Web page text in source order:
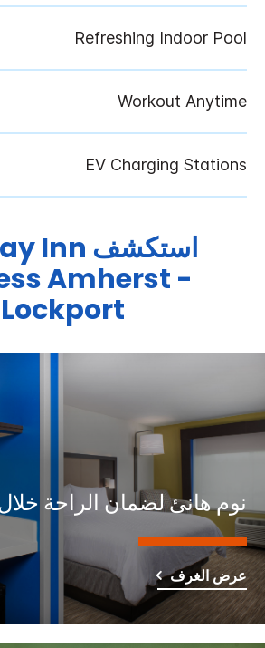
استكشف Inn
Amherst -
Lockport
نوم هانئ لضمان الراحة خلال
عرض الغرف